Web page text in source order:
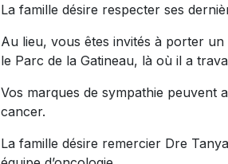
La famille désire respecter ses
Au lieu, vous êtes invités à porter
le Parc de la Gatineau, là où il a
Vos marques de sympathie peuvent
cancer.
La famille désire remercier Dre